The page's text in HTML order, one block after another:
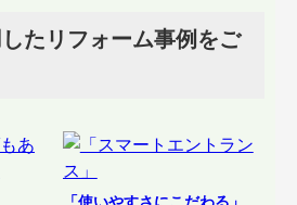
たリフォーム事例をご